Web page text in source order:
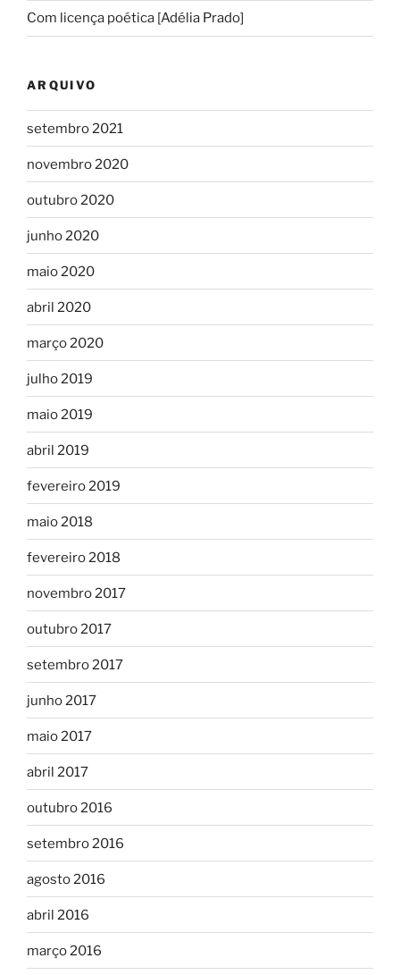
Com licença poética [Adélia Prado]
ARQUIVO
setembro 2021
novembro 2020
outubro 2020
junho 2020
maio 2020
abril 2020
março 2020
julho 2019
maio 2019
abril 2019
fevereiro 2019
maio 2018
fevereiro 2018
novembro 2017
outubro 2017
setembro 2017
junho 2017
maio 2017
abril 2017
outubro 2016
setembro 2016
agosto 2016
abril 2016
março 2016